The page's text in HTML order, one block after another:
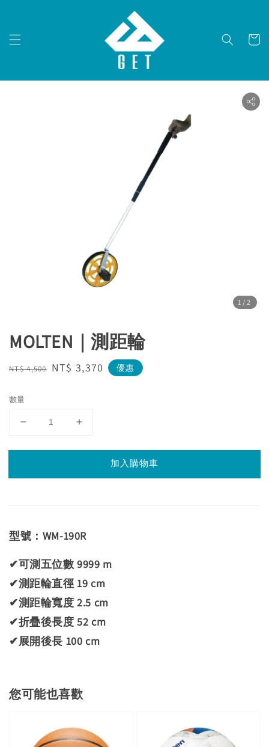
1 /2
MOLTEN｜測距輪
Regular
NT$ 4,500 Sale
NT$ 3,370 優惠
數量
加入購物車
型號：WM-190R
✔可測五位數 9999 m
✔測距輪直徑 19 cm
✔測距輪寬度 2.5 cm
✔折疊後長度 52 cm
✔展開後長 100 cm
您可能也喜歡